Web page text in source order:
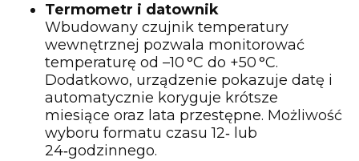
Termometr i datownik
Wbudowany czujnik temperatury
wewnętrznej pozwala monitorować
temperaturę od –10 °C do +50 °C.
Dodatkowo, urządzenie pokazuje datę i
automatycznie koryguje krótsze
miesiące oraz lata przestępne. Możliwość
wyboru formatu czasu 12‑ lub
24‑godzinnego.